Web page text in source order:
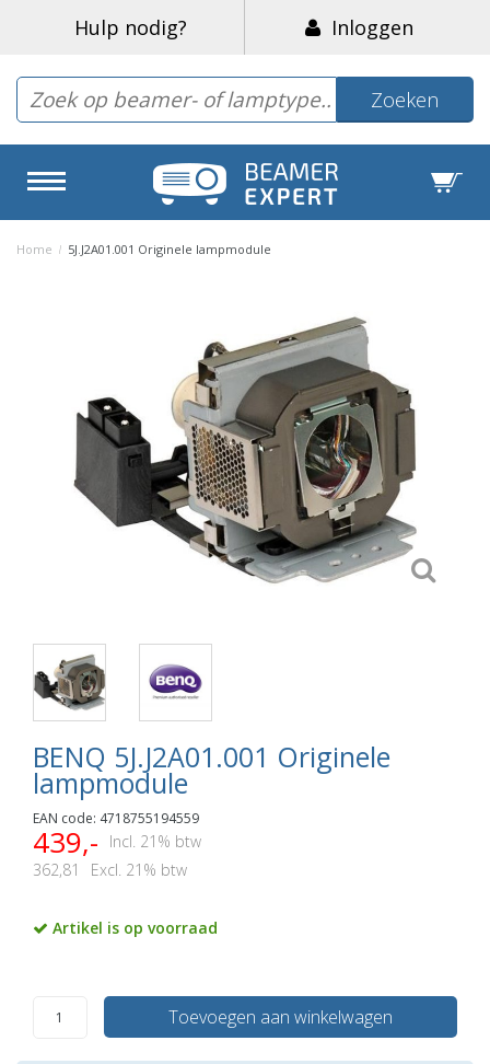
Hulp nodig? Inloggen
Zoeken
Home / 5J.J2A01.001 Originele lampmodule
BENQ 5J.J2A01.001 Originele
lampmodule
EAN code: 4718755194559
439,-
Incl. 21% btw
362,81
Excl. 21% btw
Artikel is op voorraad
Toevoegen aan winkelwagen